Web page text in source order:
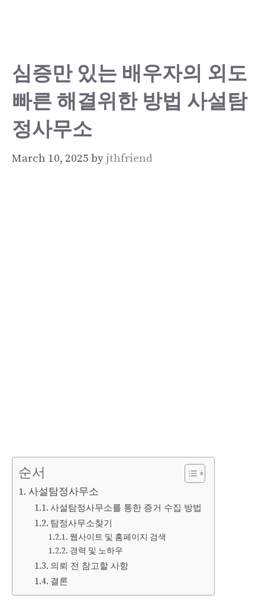
심증만 있는 배우자의 외도
빠른 해결위한 방법 사설탐
정사무소
March 10, 2025 by jthfriend
순서
사설탐정사무소
사설탐정사무소를 통한 증거 수집 방법
탐정사무소찾기
웹사이트 및 홈페이지 검색
경력 및 노하우
의뢰 전 참고할 사항
결론